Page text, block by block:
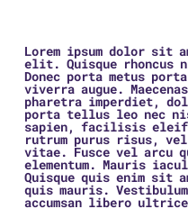
Lorem ipsum dolor sit
elit. Quisque rhoncus
Donec porta metus
viverra augue.
pharetra imperdiet,
porta tellus leo nec
sapien, facilisis
rutrum purus risus, vel
vitae. Fusce vel arcu
elementum. Mauris
Quisque quis enim sit
quis mauris.
accumsan libero